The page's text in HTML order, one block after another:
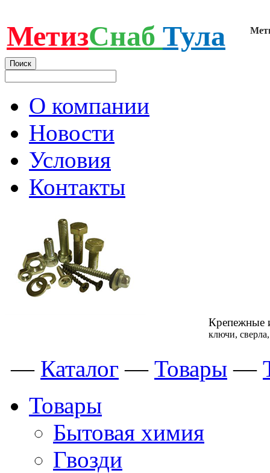
МетизСнаб Тула
О компании
Новости
Условия
Контакты
Крепежные
ключи,
— Каталог — Товары —
Товары
Бытовая химия
Гвозди